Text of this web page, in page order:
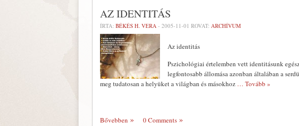
AZ IDENTITÁS
ÍRTA: BÉKÉS H. VERA - 2005-11-01 ROVAT: ARCHÍVUM
Az identitás
Pszichológiai értelemben vett identitásunk
legfontosabb állomása azonban általában a
meg tudatosan a helyüket a világban és másokhoz … Tovább »
Bővebben 0 Comments